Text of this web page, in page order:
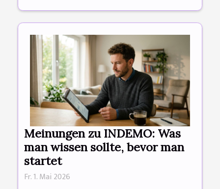
Meinungen zu INDEMO: Was
man wissen sollte, bevor man
startet
Fr. 1. Mai 2026